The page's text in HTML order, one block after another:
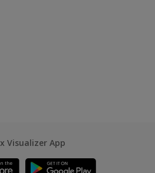
Visualizer App